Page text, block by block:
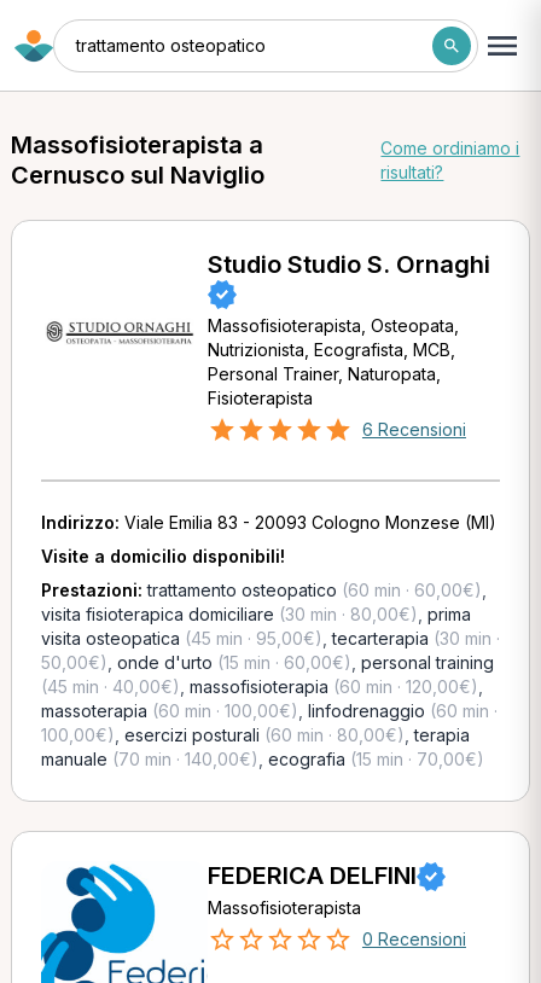
trattamento osteopatico
Massofisioterapista a
Cernusco sul Naviglio
Come ordiniamo i
risultati?
Studio Studio S. Ornaghi
Massofisioterapista, Osteopata,
Nutrizionista, Ecografista, MCB,
Personal Trainer, Naturopata,
Fisioterapista
6 Recensioni
Indirizzo: Viale Emilia 83 - 20093 Cologno Monzese (MI)
Visite a domicilio disponibili!
Prestazioni:trattamento osteopatico (60 min · 60,00€)
visita fisioterapica domiciliare (30 min · 80,00€) prima
visita osteopatica (45 min · 95,00€) ,tecarterapia (30 min ·
50,00€) onde d'urto (15 min · 60,00€) personal training
(45 min · 40,00€) massofisioterapia (60 min · 120,00€)
massoterapia (60 min · 100,00€) linfodrenaggio (60 min ·
100,00€) esercizi posturali (60 min · 80,00€) ,terapia
manuale (70 min · 140,00€) ecografia (15 min · 70,00€)
FEDERICA DELFINI
Massofisioterapista
0 Recensioni